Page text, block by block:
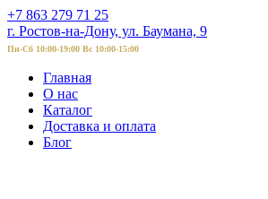
+7 863 279 71 25
г. Ростов-на-Дону, ул. Баумана, 9
Пн-Сб 10:00-19:00 Вс 10:00-15:00
Главная
О нас
Каталог
Доставка и оплата
Блог